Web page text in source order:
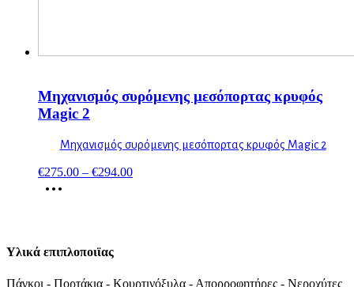
Μηχανισμός συρόμενης μεσόπορτας κρυφός
Magic 2
Μηχανισμός συρόμενης μεσόπορτας κρυφός Magic 2
€275.00 – €294.00
Υλικά επιπλοποιϊας
Πάγκοι - Πορτάκια - Κουρτινόξυλα - Απορροφητήρες - Νεροχύτες